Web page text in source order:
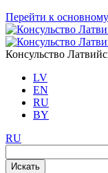
Перейти к
Консульство
LV
EN
RU
BY
RU
Искать